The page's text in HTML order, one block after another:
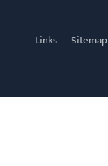
Links Sitemap